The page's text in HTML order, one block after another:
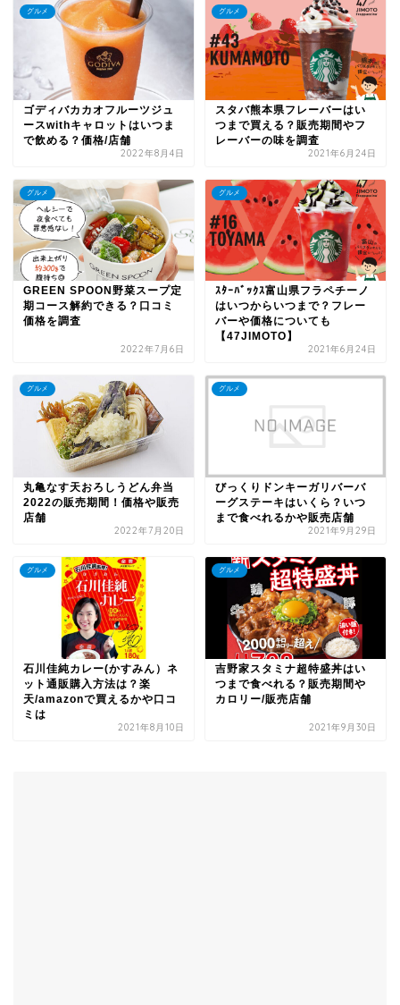
グルメ
ゴディバカカオフルーツジュ
ースwithキャロットはいつま
で飲める？価格/店舗
2022年8月4日
グルメ
スタバ熊本県フレーバーはい
つまで買える？販売期間やフ
レーバーの味を調査
2021年6月24日
グルメ
GREEN SPOON野菜スープ定
期コース解約できる？口コミ
価格を調査
2022年7月6日
グルメ
ｽﾀｰﾊﾞｯｸｽ富山県フラペチーノ
はいつからいつまで？フレー
バーや価格についても
【47JIMOTO】
2021年6月24日
グルメ
丸亀なす天おろしうどん弁当
2022の販売期間！価格や販売
店舗
2022年7月20日
グルメ
びっくりドンキーガリバーバ
ーグステーキはいくら？いつ
まで食べれるかや販売店舗
2021年9月29日
グルメ
石川佳純カレー(かすみん）ネ
ット通販購入方法は？楽
天/amazonで買えるかや口コ
ミは
2021年8月10日
グルメ
吉野家スタミナ超特盛丼はい
つまで食べれる？販売期間や
カロリー/販売店舗
2021年9月30日